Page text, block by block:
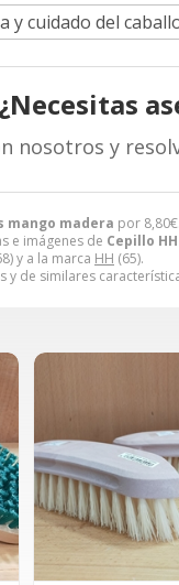
mango madera por 8,80€
e imágenes de Cepillo
y a la marca HH (65).
y de similares
y cuidado del
nosotros y